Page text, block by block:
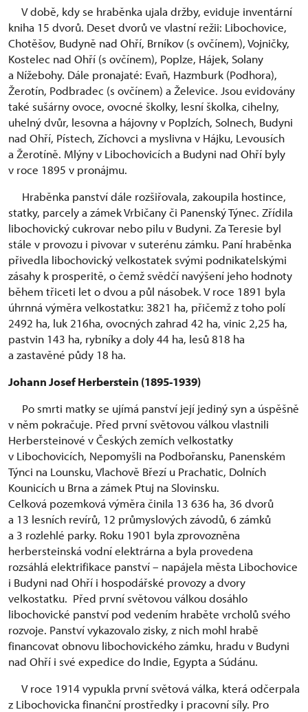
V době, kdy se hraběnka ujala držby, eviduje inventární
kniha 15 dvorů. Deset dvorů ve vlastní režii: Libochovice,
Chotěšov, Budyně nad Ohří, Brníkov (s ovčínem), Vojničky,
Kostelec nad Ohří (s ovčínem), Poplze, Hájek, Solany
a Nížebohy. Dále pronajaté: Evaň, Hazmburk (Podhora),
Žerotín, Podbradec (s ovčínem) a Želevice. Jsou evidovány
také sušárny ovoce, ovocné školky, lesní školka, cihelny,
uhelný dvůr, lesovna a hájovny v Poplzích, Solnech, Budyni
nad Ohří, Pístech, Zíchovci a myslivna v Hájku, Levousích
a Žerotíně. Mlýny v Libochovicích a Budyni nad Ohří byly
v roce 1895 v pronájmu.
Hraběnka panství dále rozšiřovala, zakoupila hostince,
statky, parcely a zámek Vrbičany či Panenský Týnec. Zřídila
libochovický cukrovar nebo pilu v Budyni. Za Teresie byl
stále v provozu i pivovar v suterénu zámku. Paní hraběnka
přivedla libochovický velkostatek svými podnikatelskými
zásahy k prosperitě, o čemž svědčí navýšení jeho hodnoty
během třiceti let o dvou a půl násobek. V roce 1891 byla
úhrnná výměra velkostatku: 3821 ha, přičemž z toho polí
2492 ha, luk 216ha, ovocných zahrad 42 ha, vinic 2,25 ha,
pastvin 143 ha, rybníky a doly 44 ha, lesů 818 ha
a zastavěné půdy 18 ha.
Johann Josef Herberstein (1895-1939)
Po smrti matky se ujímá panství její jediný syn a úspěšně
v něm pokračuje. Před první světovou válkou vlastnili
Herbersteinové v Českých zemích velkostatky
v Libochovicích, Nepomyšli na Podbořansku, Panenském
Týnci na Lounsku, Vlachově Březí u Prachatic, Dolních
Kounicích u Brna a zámek Ptuj na Slovinsku.
Celková pozemková výměra činila 13 636 ha, 36 dvorů
a 13 lesních revírů, 12 průmyslových závodů, 6 zámků
a 3 rozlehlé parky. Roku 1901 byla zprovozněna
herbersteinská vodní elektrárna a byla provedena
rozsáhlá elektrifikace panství – napájela města Libochovice
i Budyni nad Ohří i hospodářské provozy a dvory
velkostatku. Před první světovou válkou dosáhlo
libochovické panství pod vedením hraběte vrcholů svého
rozvoje. Panství vykazovalo zisky, z nich mohl hrabě
financovat obnovu libochovického zámku, hradu v Budyni
nad Ohří i své expedice do Indie, Egypta a Súdánu.
V roce 1914 vypukla první světová válka, která odčerpala
z Libochovicka finanční prostředky i pracovní síly. Pro